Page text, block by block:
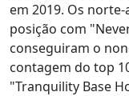
em 2019. Os
posição com
conseguiram o
contagem do top
"Tranquility Base